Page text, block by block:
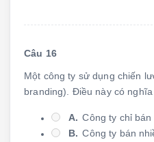
Câu 16
Một công ty sử dụng chiến
branding). Điều này có
A. Công ty chỉ
B. Công ty bán